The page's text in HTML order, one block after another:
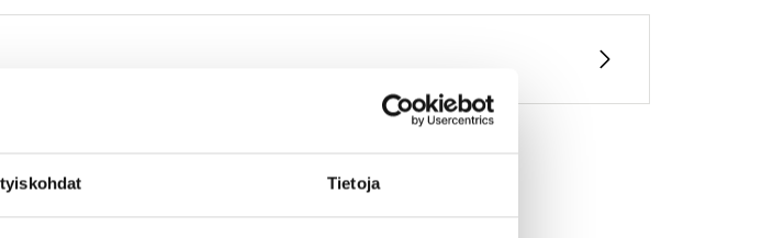
Tietoja
also bought